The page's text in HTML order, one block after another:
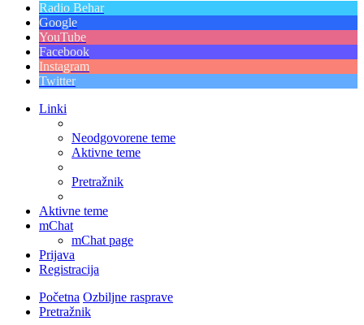
Radio Behar
Google
YouTube
Facebook
Instagram
Twitter
Linki
Neodgovorene teme
Aktivne teme
Pretražnik
Aktivne teme
mChat
mChat page
Prijava
Registracija
Početna Ozbiljne rasprave
Pretražnik